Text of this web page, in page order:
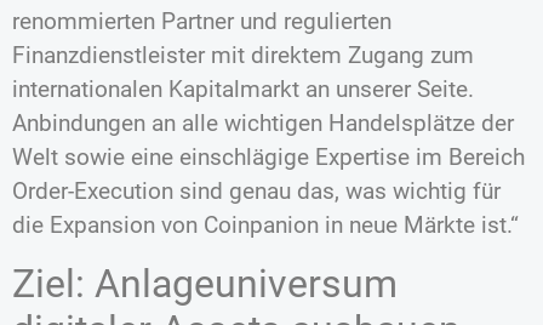
renommierten Partner und regulierten
Finanzdienstleister mit direktem Zugang zum
internationalen Kapitalmarkt an unserer Seite.
Anbindungen an alle wichtigen Handelsplätze der
Welt sowie eine einschlägige Expertise im Bereich
Order-Execution sind genau das, was wichtig für
die Expansion von Coinpanion in neue Märkte ist.“
Ziel: Anlageuniversum